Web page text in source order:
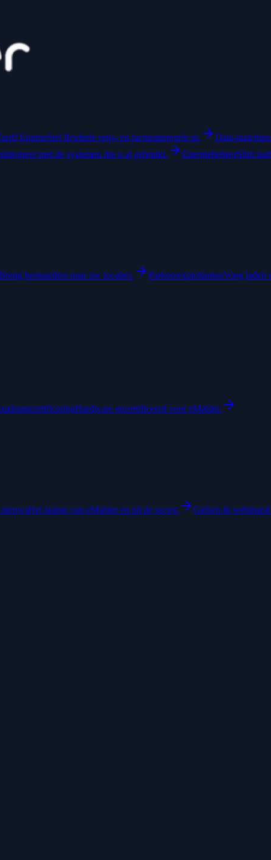
EngineStel flexibele prijs- en facturatieregels in. Data-inzichten
Integreer met de systemen die u al gebruikt. EnergiebeheerSlim
bestuurders naar uw locaties. ParkeerexploitantenVoeg laden
Hardware gecertificeerd voor eMabler.
Het laatste van eMabler en uit de sector. Gidsen & webinars